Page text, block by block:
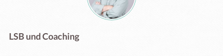
LSB und Coaching